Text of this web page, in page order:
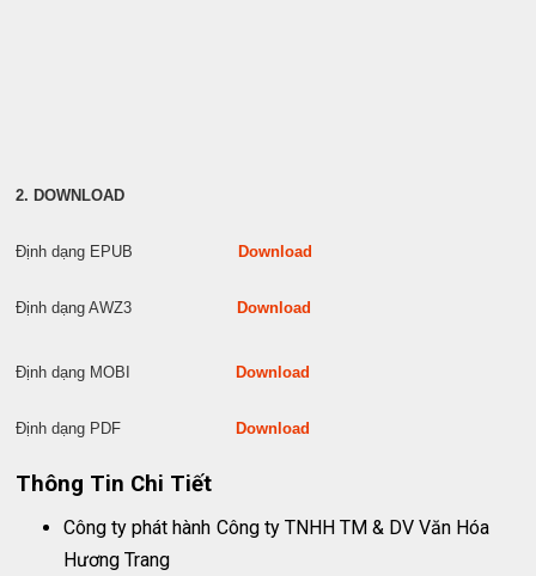
2. DOWNLOAD
Định dạng EPUB Download
Định dạng AWZ3 Download
Định dạng MOBI Download
Định dạng PDF Download
Thông Tin Chi Tiết
Công ty phát hành Công ty TNHH TM & DV Văn Hóa
Hương Trang